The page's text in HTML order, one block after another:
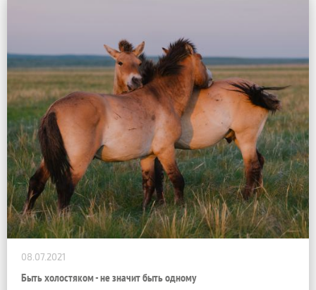
08.07.2021
Быть холостяком - не значит быть одному